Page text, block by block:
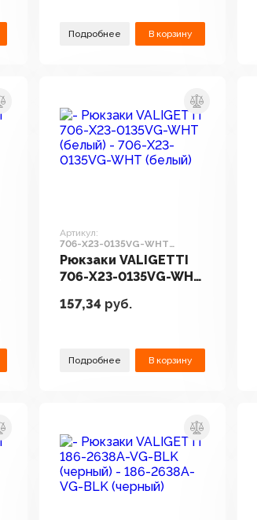
Подробнее В корзину
Артикул:
706-X23-0135VG-WHT
(белый)
Рюкзаки VALIGETTI
706-X23-0135VG-WHT
157,34руб.
Подробнее В корзину